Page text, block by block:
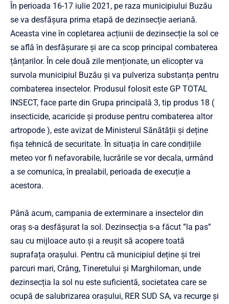
În perioada 16-17 iulie 2021, pe raza municipiului Buzău
se va desfășura prima etapă de dezinsecție aeriană.
Aceasta vine în copletarea acțiunii de dezinsecție la sol ce
se află în desfășurare și are ca scop principal combaterea
țânțarilor. În cele două zile menționate, un elicopter va
survola municipiul Buzău și va pulveriza substanța pentru
combaterea insectelor. Produsul folosit este GP TOTAL
INSECT, face parte din Grupa principală 3, tip produs 18 (
insecticide, acaricide și produse pentru combaterea altor
artropode ), este avizat de Ministerul Sănătății și deține
fișa tehnică de securitate. În situația în care condițiile
meteo vor fi nefavorabile, lucrările se vor decala, urmând
a se comunica, în prealabil, perioada de execuție a
acestora.
Până acum, campania de exterminare a insectelor din
oraș s-a desfășurat la sol. Dezinsecția s-a făcut ”la pas”
sau cu mijloace auto și a reușit să acopere toată
suprafața orașului. Pentru că municipiul deține și trei
parcuri mari, Crâng, Tineretului și Marghiloman, unde
dezinsecția la sol nu este suficientă, societatea care se
ocupă de salubrizarea orașului, RER SUD SA, va recurge și